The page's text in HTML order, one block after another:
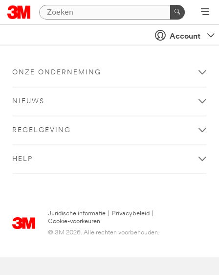
Account
ONZE ONDERNEMING
NIEUWS
REGELGEVING
HELP
Juridische informatie Privacybeleid
Cookie-voorkeuren
© 3M 2026. Alle rechten voorbehouden.